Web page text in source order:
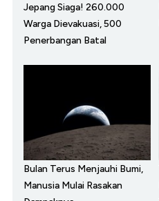
Jepang Siaga! 260.000
Warga Dievakuasi, 500
Penerbangan Batal
Bulan Terus Menjauhi Bumi,
Manusia Mulai Rasakan